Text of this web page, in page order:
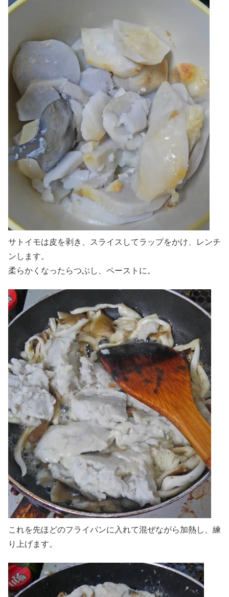
サトイモは皮を剥き、スライスしてラップをかけ、レンチ
ンします。
柔らかくなったらつぶし、ペーストに。
これを先ほどのフライパンに入れて混ぜながら加熱し、練
り上げます。